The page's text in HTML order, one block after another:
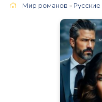
Мир романов »